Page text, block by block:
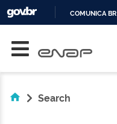
COMUNICA BR
Search